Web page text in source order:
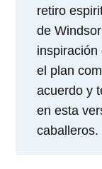
retiro
de
inspiración
el plan
acuerdo y
en esta
caballeros.